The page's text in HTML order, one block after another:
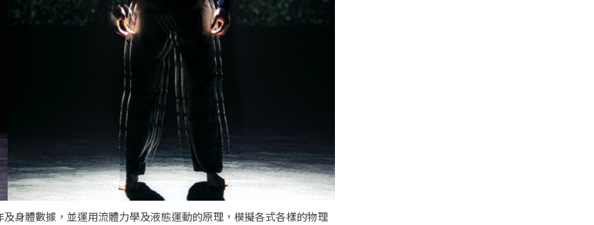
身體數據，並運用流體力學及液態運動的原理，模擬各式各樣的物理